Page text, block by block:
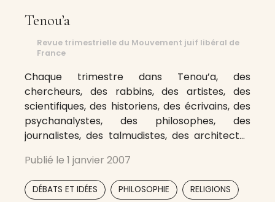
Tenou’a
Revue trimestrielle du Mouvement juif libéral de
France
Chaque trimestre dans Tenou’a, des
chercheurs, des rabbins, des artistes, des
scientifiques, des historiens, des écrivains, des
psychanalystes, des philosophes, des
journalistes, des talmudistes, des architectes
avec un judaïsme et une judéité éveillés pour
provoquer la réflexion individuelle et collective,
pour éclairer et interroger un judaïsme pluriel,
Publié le 1 janvier 2007
DÉBATS ET IDÉES PHILOSOPHIE RELIGIONS